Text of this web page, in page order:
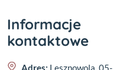
Informacje
kontaktowe
Adres: Lesznowola, 05-